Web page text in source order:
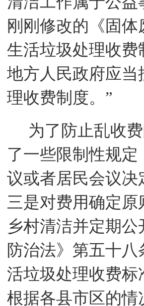
刚刚修改的《固
生活垃圾处理收
地方人民政府应
理收费制度。”
为了防止乱收
了一些限制性规
议或者居民会议
三是对费用确定
乡村清洁并定期
防治法》第五十八
活垃圾处理收费
根据各县市区的